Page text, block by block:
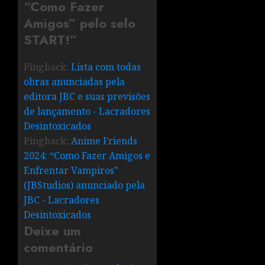
“Como Fazer
Amigos” pelo selo
START!”
Pingback: Lista com todas
obras anunciadas pela
editora JBC e suas previsões
de lançamento - Lacradores
Desintoxicados
Pingback: Anime Friends
2024: “Como Fazer Amigos e
Enfrentar Vampiros”
(JBStudios) anunciado pela
JBC - Lacradores
Desintoxicados
Deixe um
comentário